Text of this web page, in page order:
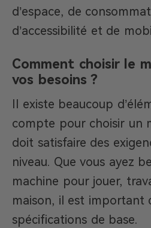
d’espace, de
d’accessibilité et de
Comment choisir le
vos besoins ?
Il existe beaucoup
compte pour choisir un
doit satisfaire des
niveau. Que vous ayez
machine pour jouer,
maison, il est important
spécifications de base.